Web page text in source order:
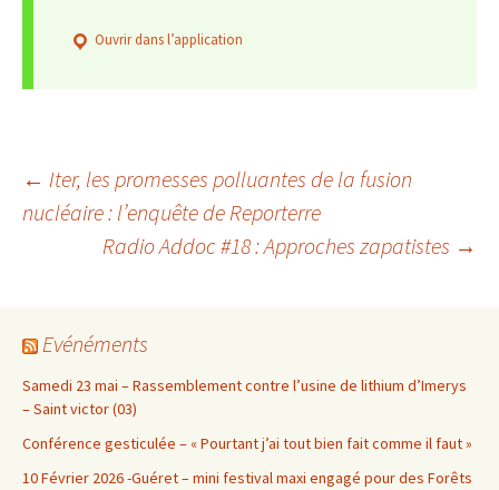
Ouvrir dans l’application
Navigation
articles
← Iter, les promesses polluantes de la fusion
nucléaire : l’enquête de Reporterre
Radio Addoc #18 : Approches zapatistes →
Evénéments
Samedi 23 mai – Rassemblement contre l’usine de lithium d’Imerys
– Saint victor (03)
Conférence gesticulée – « Pourtant j’ai tout bien fait comme il faut »
10 Février 2026 -Guéret – mini festival maxi engagé pour des Forêts